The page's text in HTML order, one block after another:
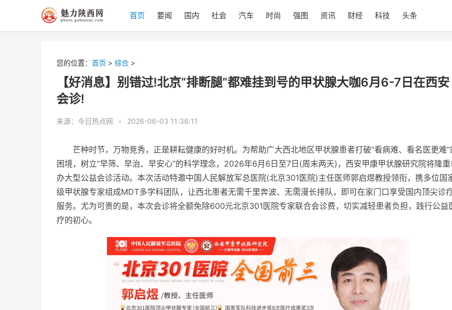
首页 要闻 国内 社会 汽车 时尚 强图 资讯 财经 科技 头条
您的位置： 首页 > 综合 >
【好消息】别错过!北京“排断腿”都难挂到号的甲状腺大咖6月6-7日在西安
会诊!
来源：今日热点网 • 2026-06-03 11:36:11
芒种时节，万物竞秀，正是耕耘健康的好时机。为帮助广大西北地区甲状腺患者打破“看病难、看名医更难”
困境，树立“早筛、早治、早安心”的科学理念，2026年6月6日至7日(周末两天)，西安甲康甲状腺研究院将隆
办大型公益会诊活动。本次活动特邀中国人民解放军总医院(北京301医院)主任医师郭启煜教授领衔，携多位国
级甲状腺专家组成MDT多学科团队，让西北患者无需千里奔波、无需漫长排队，即可在家门口享受国内顶尖诊
服务。尤为可贵的是，本次会诊将全额免除600元北京301医院专家联合会诊费，切实减轻患者负担，践行公益
疗的初心。